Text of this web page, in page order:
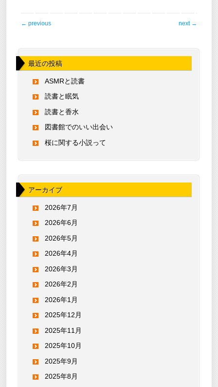
post navigation
← previous next →
最近の投稿
ASMRと読書
読書と眠気
読書と香水
図書館でのいい出会い
桜に関する小説って
アーカイブ
2026年7月
2026年6月
2026年5月
2026年4月
2026年3月
2026年2月
2026年1月
2025年12月
2025年11月
2025年10月
2025年9月
2025年8月